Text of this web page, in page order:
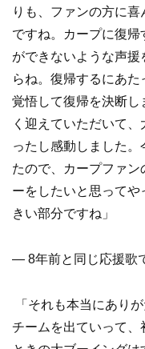
りも、ファンの方に
ですね。カープに復帰
ができないような声
らね。復帰するにあ
覚悟して復帰を決断
く迎えていただいて
ったし感動しました
たので、カープファ
ーをしたいと思って
きい部分ですね」
― 8年前と同じ応援歌
「それも本当にあり
チームを出ていって、